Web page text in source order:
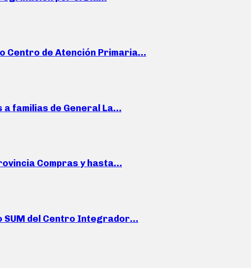
Centro de Atención Primaria…
familias de General La…
Compras y hasta…
SUM del Centro Integrador…